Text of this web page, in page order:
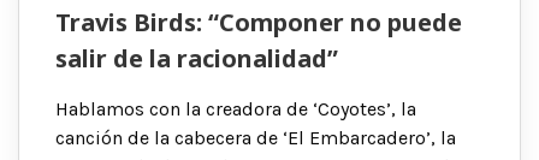
Travis Birds: “Componer no puede
salir de la racionalidad”
Hablamos con la creadora de ‘Coyotes’, la
canción de la cabecera de ‘El Embarcadero’, la